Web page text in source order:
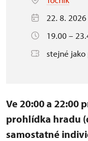
22. 8. 2026
19.00 –
stejné
Ve 20:00 a 22:00
prohlídka hradu
samostatné